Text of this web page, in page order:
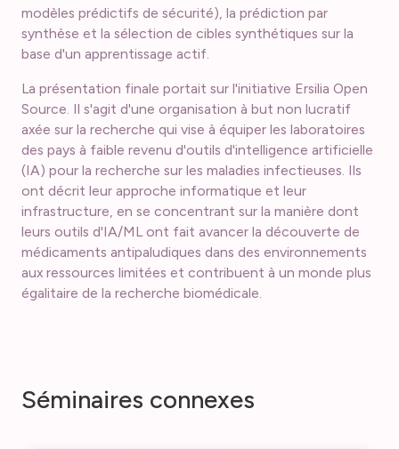
modèles prédictifs de sécurité), la prédiction par
synthèse et la sélection de cibles synthétiques sur la
base d'un apprentissage actif.
La présentation finale portait sur l'initiative Ersilia Open
Source. Il s'agit d'une organisation à but non lucratif
axée sur la recherche qui vise à équiper les laboratoires
des pays à faible revenu d'outils d'intelligence artificielle
(IA) pour la recherche sur les maladies infectieuses. Ils
ont décrit leur approche informatique et leur
infrastructure, en se concentrant sur la manière dont
leurs outils d'IA/ML ont fait avancer la découverte de
médicaments antipaludiques dans des environnements
aux ressources limitées et contribuent à un monde plus
égalitaire de la recherche biomédicale.
Séminaires connexes